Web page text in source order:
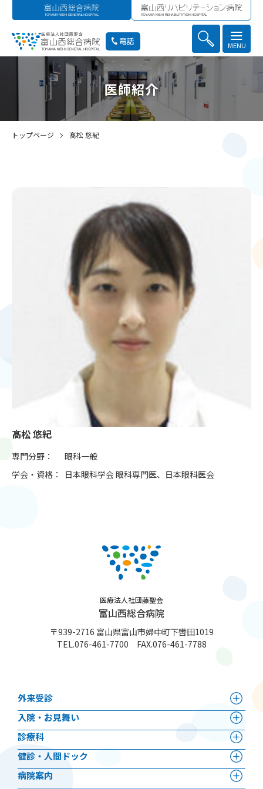
MENU
電話
医師紹介
トップページ 髙松 悠紀
髙松 悠紀
専門分野：
眼科一般
学会・資格：
日本眼科学会 眼科専門医、日本眼科医会
医療法人社団藤聖会
富山西総合病院
〒939-2716 富山県富山市婦中町下轡田1019
TEL.076-461-7700 FAX.076-461-7788
外来受診
⼊院・お見舞い
診療科
健診・人間ドック
病院案内